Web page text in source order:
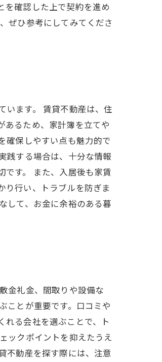
を確認した上で契約を進め
ぜひ参考にしてみてくださ
います。 賃貸不動産は、住
あるため、家計簿を立てや
確保しやすい点も魅力的で
践する場合は、十分な情報
す。 また、入居後も家賃
り行い、トラブルを防ぎま
して、お金に余裕のある暮
金礼金、間取りや設備な
ことが重要です。口コミや
る会社を選ぶことで、ト
ックポイントを抑えたうえ
不動産を探す際には、注意